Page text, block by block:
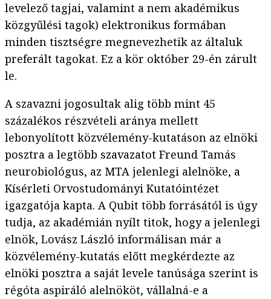
levelező tagjai, valamint a nem akadémikus
közgyűlési tagok) elektronikus formában
minden tisztségre megnevezhetik az általuk
preferált tagokat. Ez a kör október 29-én zárult
le.
A szavazni jogosultak alig több mint 45
százalékos részvételi aránya mellett
lebonyolított közvélemény-kutatáson az elnöki
posztra a legtöbb szavazatot Freund Tamás
neurobiológus, az MTA jelenlegi alelnöke, a
Kísérleti Orvostudományi Kutatóintézet
igazgatója kapta. A Qubit több forrásától is úgy
tudja, az akadémián nyílt titok, hogy a jelenlegi
elnök, Lovász László informálisan már a
közvélemény-kutatás előtt megkérdezte az
elnöki posztra a saját levele tanúsága szerint is
régóta aspiráló alelnököt, vállalná-e a